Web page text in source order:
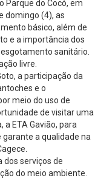
Parque do Cocó, em
domingo (4), as
básico, além de
e a importância dos
sanitário.
livre.
a participação da
e o
meio do uso de
de visitar uma
ETA Gavião, para
a qualidade na
.
dos serviços de
do meio ambiente.